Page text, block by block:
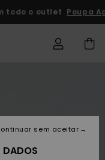
todo o outlet Poupa
DADOS
sem aceitar